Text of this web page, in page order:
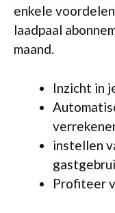
enkele voordelen
laadpaal
maand.
Inzicht in
instellen
Profiteer